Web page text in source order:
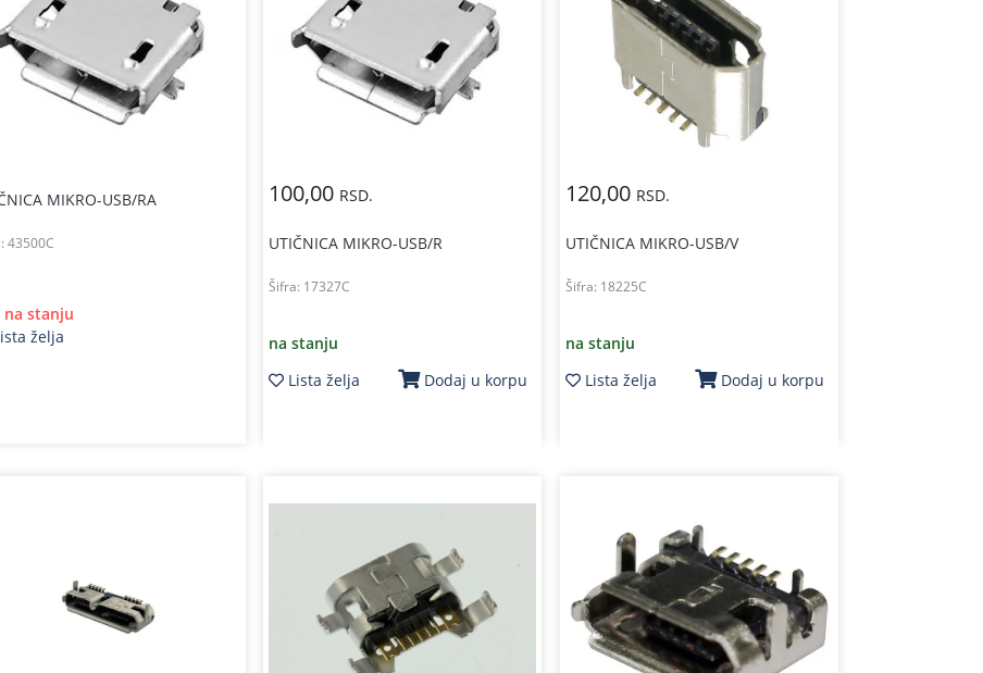
MIKRO-USB/RA
43500C
na stanju
želja
100,00 RSD.
UTIČNICA MIKRO-USB/R
Šifra: 17327C
na stanju
Lista želja
Dodaj u korpu
120,00 RSD.
UTIČNICA MIKRO-USB/V
Šifra: 18225C
na stanju
Lista želja
Dodaj u korpu